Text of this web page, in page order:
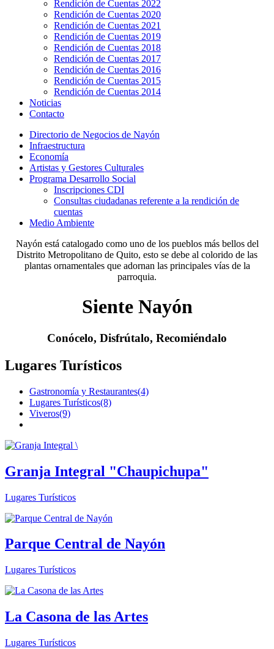
Rendición de Cuentas 2022
Rendición de Cuentas 2020
Rendición de Cuentas 2021
Rendición de Cuentas 2019
Rendición de Cuentas 2018
Rendición de Cuentas 2017
Rendición de Cuentas 2016
Rendición de Cuentas 2015
Rendición de Cuentas 2014
Noticias
Contacto
Directorio de Negocios de Nayón
Infraestructura
Economía
Artistas y Gestores Culturales
Programa Desarrollo Social
Inscripciones CDI
Consultas ciudadanas referente a la rendición de
cuentas
Medio Ambiente
Nayón está catalogado como uno de los pueblos más bellos del
Distrito Metropolitano de Quito, esto se debe al colorido de las
plantas ornamentales que adornan las principales vías de la
parroquia.
Siente Nayón
Conócelo, Disfrútalo, Recomiéndalo
Lugares Turísticos
Gastronomía y Restaurantes(4)
Lugares Turísticos(8)
Viveros(9)
Granja Integral "Chaupichupa"
Lugares Turísticos
Parque Central de Nayón
Lugares Turísticos
La Casona de las Artes
Lugares Turísticos